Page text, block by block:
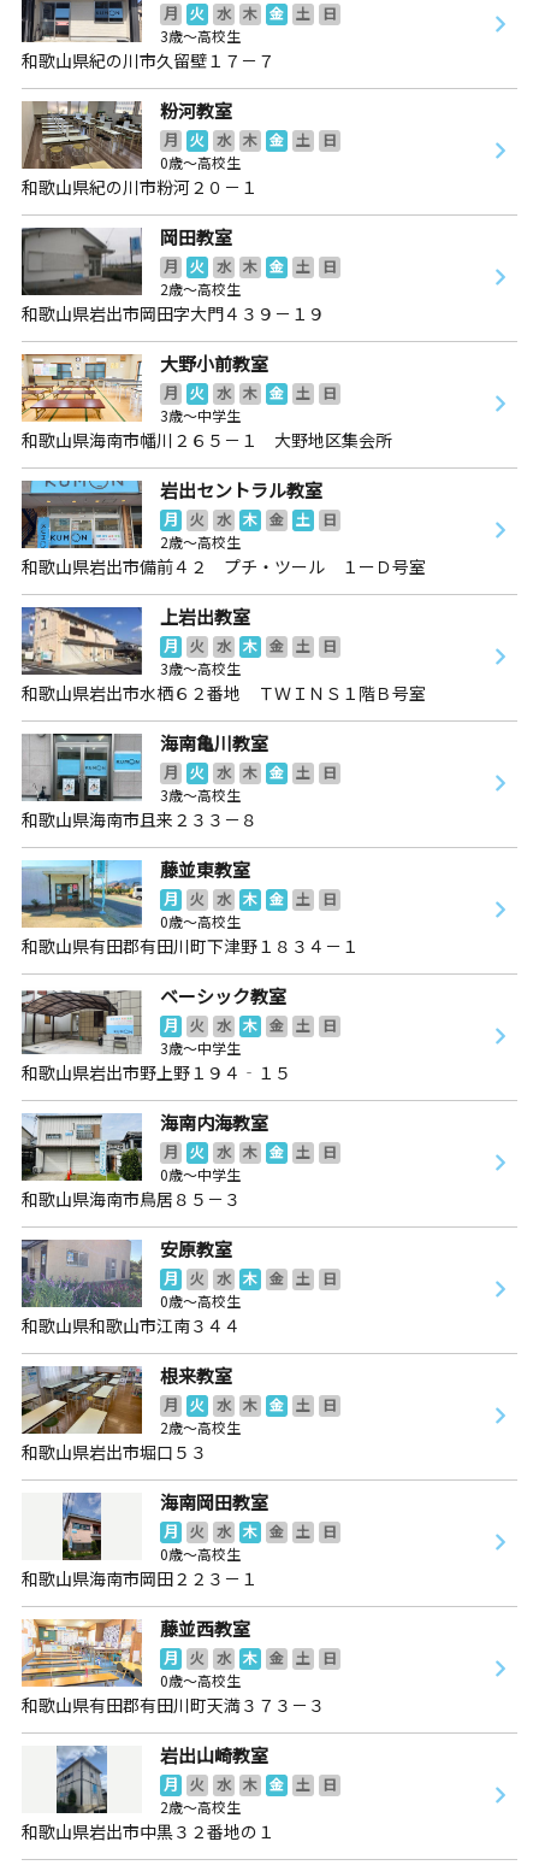
月 火 水 木 金 土
日
3歳～高校生
和歌山県紀の川市久留壁１７－７
粉河教室
月 火 水 木 金 土
日
0歳～高校生
和歌山県紀の川市粉河２０－１
岡田教室
月 火 水 木 金 土
日
2歳～高校生
和歌山県岩出市岡田字大門４３９－１９
大野小前教室
月 火 水 木 金 土
日
3歳～中学生
和歌山県海南市幡川２６５－１ 大野地区集会所
岩出セントラル教室
月 火 水 木 金 土
日
2歳～高校生
和歌山県岩出市備前４２ プチ・ツール １ーＤ号室
上岩出教室
月 火 水 木 金 土
日
3歳～高校生
和歌山県岩出市水栖６２番地 ＴＷＩＮＳ１階Ｂ号室
海南亀川教室
月 火 水 木 金 土
日
3歳～高校生
和歌山県海南市且来２３３－８
藤並東教室
月 火 水 木 金 土
日
0歳～高校生
和歌山県有田郡有田川町下津野１８３４－１
ベーシック教室
月 火 水 木 金 土
日
3歳～中学生
和歌山県岩出市野上野１９４‐１５
海南内海教室
月 火 水 木 金 土
日
0歳～中学生
和歌山県海南市鳥居８５－３
安原教室
月 火 水 木 金 土
日
0歳～高校生
和歌山県和歌山市江南３４４
根来教室
月 火 水 木 金 土
日
2歳～高校生
和歌山県岩出市堀口５３
海南岡田教室
月 火 水 木 金 土
日
0歳～高校生
和歌山県海南市岡田２２３－１
藤並西教室
月 火 水 木 金 土
日
0歳～高校生
和歌山県有田郡有田川町天満３７３－３
岩出山崎教室
月 火 水 木 金 土
日
2歳～高校生
和歌山県岩出市中黒３２番地の１